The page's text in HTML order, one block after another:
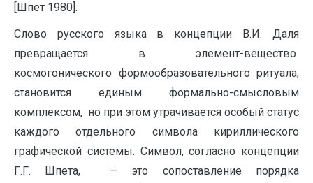
[Шпет 1980].
Слово русского языка в концепции В.И. Даля
превращается в элемент-вещество
космогонического формообразовательного ритуала,
становится единым формально-смысловым
комплексом, но при этом утрачивается особый статус
каждого отдельного символа кириллического
графической системы. Символ, согласно концепции
Г.Г. Шпета, — это сопоставление порядка